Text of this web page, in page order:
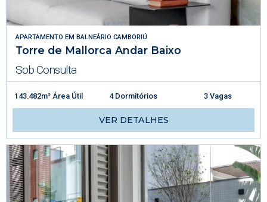
APARTAMENTO EM BALNEÁRIO CAMBORIÚ
Torre de Mallorca Andar Baixo
Sob Consulta
143.482m² Área Útil 4 Dormitórios 3 Vagas
VER DETALHES